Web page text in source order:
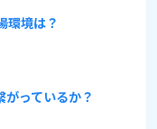
環境は？
っているか？